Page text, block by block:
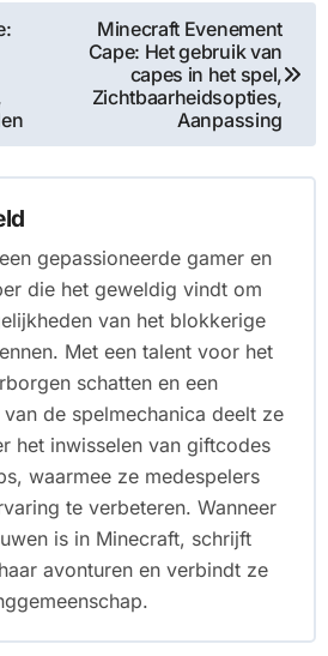
Minecraft Evenement
Cape: Het gebruik van
capes in het spel,
Zichtbaarheidsopties,
Aanpassing
gepassioneerde gamer en
die het geweldig vindt om
van het blokkerige
Met een talent voor het
schatten en een
de spelmechanica deelt ze
het inwisselen van giftcodes
waarmee ze medespelers
te verbeteren. Wanneer
is in Minecraft, schrijft
avonturen en verbindt ze